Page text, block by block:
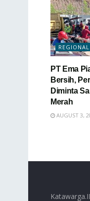
REGIONAL
PT Ema
Bersih,
Diminta
Merah
AUGUST 3,